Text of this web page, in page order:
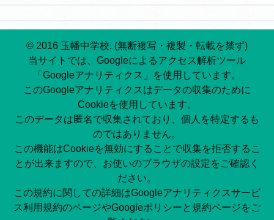
© 2016 玉幡中学校. (無断複写・複製・転載を禁ず)
当サイトでは、Googleによるアクセス解析ツール
「Googleアナリティクス」を使用しています。
このGoogleアナリティクスはデータの収集のために
Cookieを使用しています。
このデータは匿名で収集されており、個人を特定するも
のではありません。
この機能はCookieを無効にすることで収集を拒否するこ
とが出来ますので、お使いのブラウザの設定をご確認く
ださい。
この規約に関しての詳細はGoogleアナリティクスサービ
ス利用規約のページやGoogleポリシーと規約ページをご